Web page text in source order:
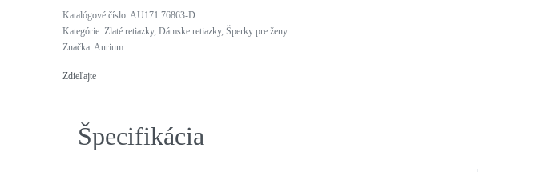
Alternative:
AU171.76863-D
Kategórie: Zlaté retiazky, Dámske retiazky, Šperky pre ženy
Značka:Aurium
Zdieľajte
Špecifikácia